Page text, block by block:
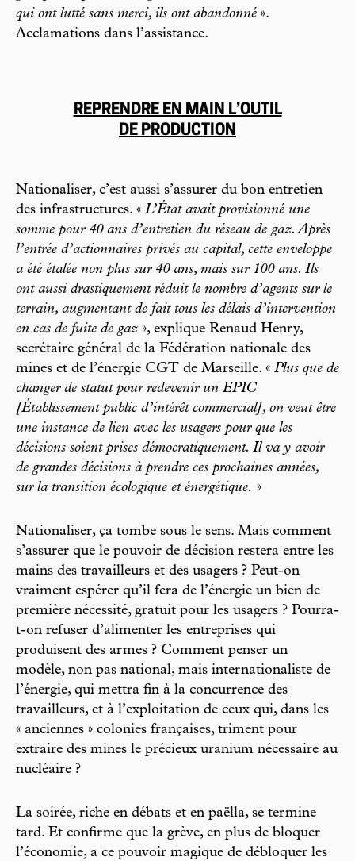
qui ont lutté sans merci, ils ont abandonné ».
Acclamations dans l’assistance.
REPRENDRE EN MAIN L’OUTIL
DE PRODUCTION
Nationaliser, c’est aussi s’assurer du bon entretien
des infrastructures. « L’État avait provisionné une
somme pour 40 ans d’entretien du réseau de gaz. Après
l’entrée d’actionnaires privés au capital, cette enveloppe
a été étalée non plus sur 40 ans, mais sur 100 ans. Ils
ont aussi drastiquement réduit le nombre d’agents sur le
terrain, augmentant de fait tous les délais d’intervention
en cas de fuite de gaz », explique Renaud Henry,
secrétaire général de la Fédération nationale des
mines et de l’énergie CGT de Marseille. « Plus que de
changer de statut pour redevenir un EPIC
[Établissement public d’intérêt commercial], on veut être
une instance de lien avec les usagers pour que les
décisions soient prises démocratiquement. Il va y avoir
de grandes décisions à prendre ces prochaines années,
sur la transition écologique et énergétique. »
Nationaliser, ça tombe sous le sens. Mais comment
s’assurer que le pouvoir de décision restera entre les
mains des travailleurs et des usagers ? Peut-on
vraiment espérer qu’il fera de l’énergie un bien de
première nécessité, gratuit pour les usagers ? Pourra-
t-on refuser d’alimenter les entreprises qui
produisent des armes ? Comment penser un
modèle, non pas national, mais internationaliste de
l’énergie, qui mettra fin à la concurrence des
travailleurs, et à l’exploitation de ceux qui, dans les
« anciennes » colonies françaises, triment pour
extraire des mines le précieux uranium nécessaire au
nucléaire ?
La soirée, riche en débats et en paëlla, se termine
tard. Et confirme que la grève, en plus de bloquer
l’économie, a ce pouvoir magique de débloquer les